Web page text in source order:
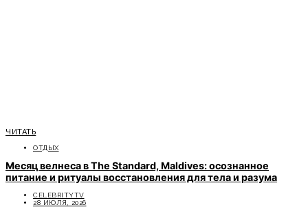
ЧИТАТЬ
ОТДЫХ
Месяц велнеса в The Standard, Maldives: осознанное
питание и ритуалы восстановления для тела и разума
CELEBRITYTV
28 ИЮЛЯ, 2026